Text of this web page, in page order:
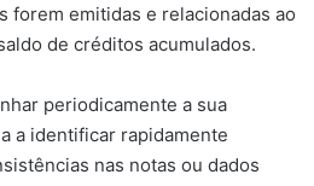
forem emitidas e relacionadas ao
de créditos acumulados.
periodicamente a sua
a identificar rapidamente
nas notas ou dados